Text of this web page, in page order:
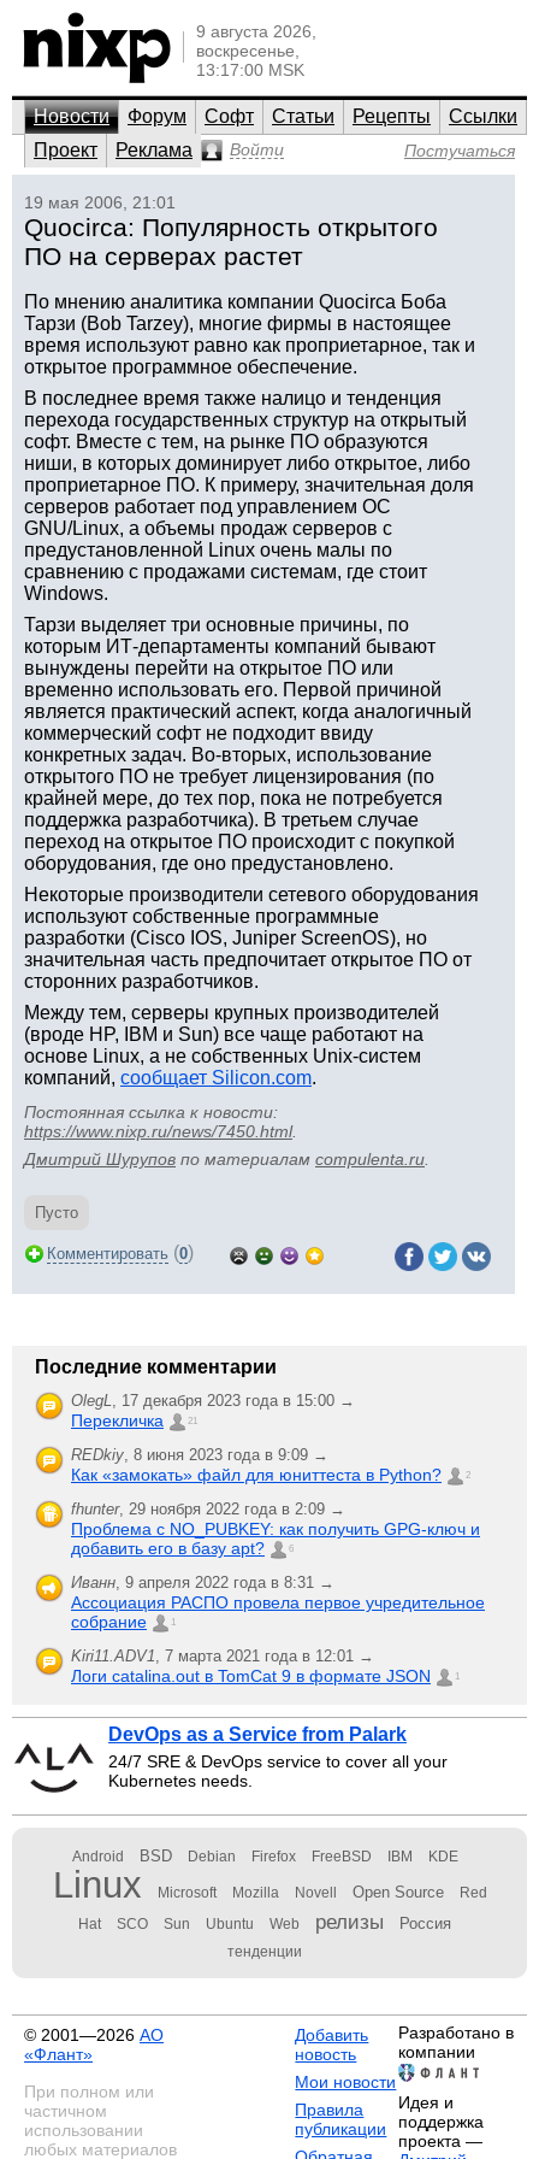
9 августа 2026,
воскресенье,
13:17:00 MSK
Новости Форум Софт Статьи Рецепты
Ссылки
Проект
Реклама Войти Постучаться
19 мая 2006, 21:01
Quocirca: Популярность открытого
ПО на серверах растет
По мнению аналитика компании Quocirca Боба
Тарзи (Bob Tarzey), многие фирмы в настоящее
время используют равно как проприетарное, так и
открытое программное обеспечение.
В последнее время также налицо и тенденция
перехода государственных структур на открытый
софт. Вместе с тем, на рынке ПО образуются
ниши, в которых доминирует либо открытое, либо
проприетарное ПО. К примеру, значительная доля
серверов работает под управлением ОС
GNU/Linux, а объемы продаж серверов с
предустановленной Linux очень малы по
сравнению с продажами системам, где стоит
Windows.
Тарзи выделяет три основные причины, по
которым ИТ-департаменты компаний бывают
вынуждены перейти на открытое ПО или
временно использовать его. Первой причиной
является практический аспект, когда аналогичный
коммерческий софт не подходит ввиду
конкретных задач. Во-вторых, использование
открытого ПО не требует лицензирования (по
крайней мере, до тех пор, пока не потребуется
поддержка разработчика). В третьем случае
переход на открытое ПО происходит с покупкой
оборудования, где оно предустановлено.
Некоторые производители сетевого оборудования
используют собственные программные
разработки (Cisco IOS, Juniper ScreenOS), но
значительная часть предпочитает открытое ПО от
сторонних разработчиков.
Между тем, серверы крупных производителей
(вроде HP, IBM и Sun) все чаще работают на
основе Linux, а не собственных Unix-систем
компаний, сообщает Silicon.com.
Постоянная ссылка к новости:
https://www.nixp.ru/news/7450.html.
Дмитрий Шурупов по материалам compulenta.ru
Пусто
Комментировать (0)
Последние комментарии
OlegL, 17 декабря 2023 года в 15:00 →
Перекличка 21
REDkiy, 8 июня 2023 года в 9:09 →
Как «замокать» файл для юниттеста в Python? 2
fhunter, 29 ноября 2022 года в 2:09 →
Проблема с NO_PUBKEY: как получить GPG-ключ и
добавить его в базу apt?
6
Иванн, 9 апреля 2022 года в 8:31 →
Ассоциация РАСПО провела первое учредительное
собрание
1
Kiri11.ADV1, 7 марта 2021 года в 12:01 →
Логи catalina.out в TomCat 9 в формате JSON 1
DevOps as a Service from Palark
24/7 SRE & DevOps service to cover all your
Kubernetes needs.
Android BSD Debian Firefox FreeBSD IBM KDE
Linux Microsoft Mozilla Novell Open Source Red
Hat SCO Sun Ubuntu Web релизы Россия
тенденции
© 2001—2026 АО
«Флант»
При полном или
частичном
использовании
любых материалов
Добавить
новость
Мои новости
Правила
публикации
Разработано в
компании
Идея и
поддержка
проекта —